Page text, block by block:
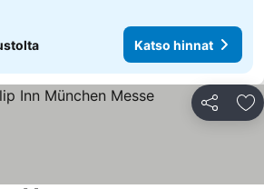
Katso hinnat
Jaa